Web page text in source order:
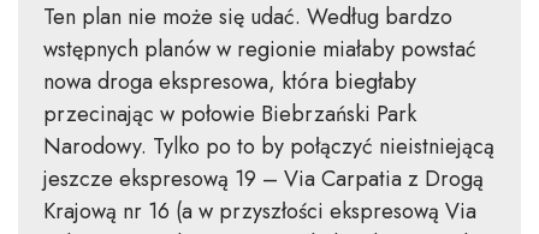
Ten plan nie może się udać. Według bardzo
wstępnych planów w regionie miałaby powstać
nowa droga ekspresowa, która biegłaby
przecinając w połowie Biebrzański Park
Narodowy. Tylko po to by połączyć nieistniejącą
jeszcze ekspresową 19 – Via Carpatia z Drogą
Krajową nr 16 (a w przyszłości ekspresową Via